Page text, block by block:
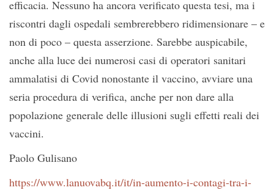
efficacia. Nessuno ha ancora verificato questa tesi, ma i
riscontri dagli ospedali sembrerebbero ridimensionare – e
non di poco – questa asserzione. Sarebbe auspicabile,
anche alla luce dei numerosi casi di operatori sanitari
ammalatisi di Covid nonostante il vaccino, avviare una
seria procedura di verifica, anche per non dare alla
popolazione generale delle illusioni sugli effetti reali dei
vaccini.
Paolo Gulisano
https://www.lanuovabq.it/it/in-aumento-i-contagi-tra-i-